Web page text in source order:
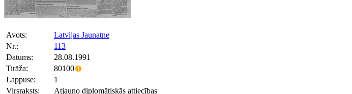
Avots:
Latvijas Jaunatne
Nr.:
113
Datums:
28.08.1991
Tirāža:
80100
Lappuse:
1
Virsraksts:
Atjauno diplomātiskās attiecības